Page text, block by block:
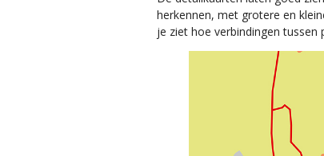
herkennen, met grotere en
je ziet hoe verbindingen